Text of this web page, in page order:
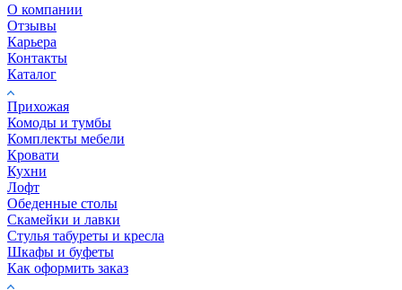
О компании
Отзывы
Карьера
Контакты
Каталог
Прихожая
Комоды и тумбы
Комплекты мебели
Кровати
Кухни
Лофт
Обеденные столы
Скамейки и лавки
Стулья табуреты и кресла
Шкафы и буфеты
Как оформить заказ